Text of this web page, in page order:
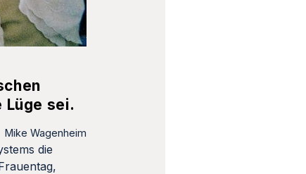
Lüge sei.
Mike Wagenheim
die